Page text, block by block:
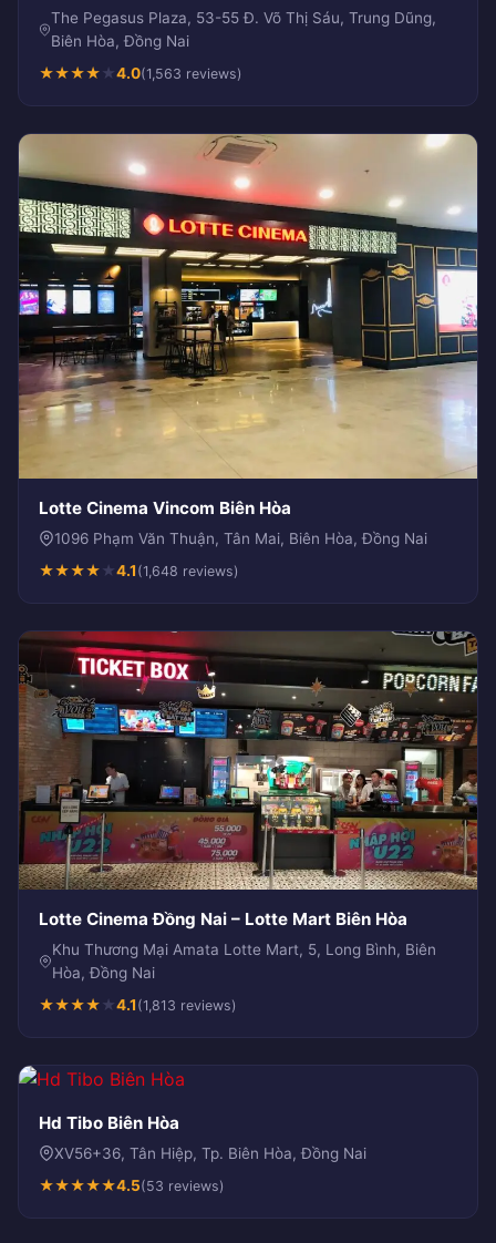
The Pegasus Plaza, 53-55 Đ. Võ Thị Sáu, Trung Dũng,
Biên Hòa, Đồng Nai
★★★★★4.0(1,563 reviews)
Lotte Cinema Vincom Biên Hòa
1096 Phạm Văn Thuận, Tân Mai, Biên Hòa, Đồng Nai
★★★★★4.1 (1,648 reviews)
Lotte Cinema Đồng Nai – Lotte Mart Biên Hòa
Khu Thương Mại Amata Lotte Mart, 5, Long Bình, Biên
Hòa, Đồng Nai
★★★★★4.1 (1,813 reviews)
Hd Tibo Biên Hòa
XV56+36, Tân Hiệp, Tp. Biên Hòa, Đồng Nai
★★★★★4.5(53 reviews)